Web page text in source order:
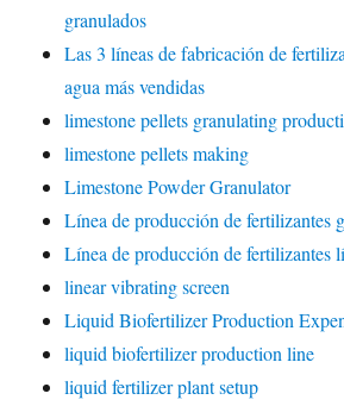
granulados
Las 3 líneas de fabricación de
agua más vendidas
limestone pellets granulating
limestone pellets making
Limestone Powder Granulator
Línea de producción de fertilizantes
Línea de producción de fertilizantes
linear vibrating screen
Liquid Biofertilizer Production
liquid biofertilizer production line
liquid fertilizer plant setup